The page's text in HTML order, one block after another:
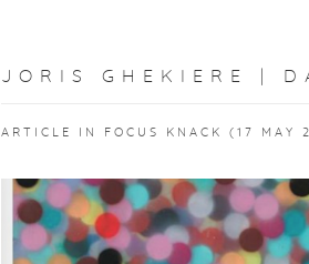
JORIS GHEKIERE |
ARTICLE IN FOCUS KNACK (17 MAY